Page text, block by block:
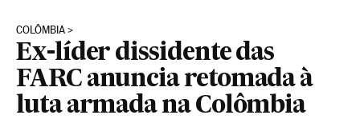
COLÔMBIA
Ex-líder dissidente das
FARC anuncia retomada à
luta armada na Colômbia